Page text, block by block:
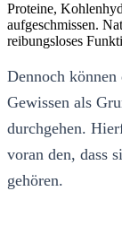
Proteine,
aufgeschmissen.
reibungsloses
Dennoch können
Gewissen als
durchgehen.
voran den, dass
gehören.